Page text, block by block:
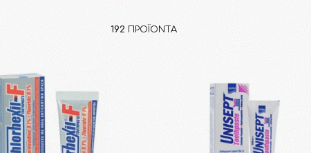
192 ΠΡΟΪΌΝΤΑ